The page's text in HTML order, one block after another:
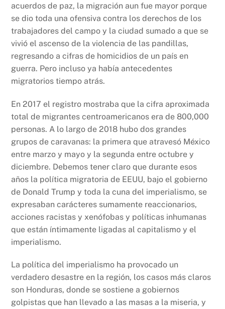
acuerdos de paz, la migración aun fue mayor porque
se dio toda una ofensiva contra los derechos de los
trabajadores del campo y la ciudad sumado a que se
vivió el ascenso de la violencia de las pandillas,
regresando a cifras de homicidios de un país en
guerra. Pero incluso ya había antecedentes
migratorios tiempo atrás.
En 2017 el registro mostraba que la cifra aproximada
total de migrantes centroamericanos era de 800,000
personas. A lo largo de 2018 hubo dos grandes
grupos de caravanas: la primera que atravesó México
entre marzo y mayo y la segunda entre octubre y
diciembre. Debemos tener claro que durante esos
años la política migratoria de EEUU, bajo el gobierno
de Donald Trump y toda la cuna del imperialismo, se
expresaban carácteres sumamente reaccionarios,
acciones racistas y xenófobas y políticas inhumanas
que están íntimamente ligadas al capitalismo y el
imperialismo.
La política del imperialismo ha provocado un
verdadero desastre en la región, los casos más claros
son Honduras, donde se sostiene a gobiernos
golpistas que han llevado a las masas a la miseria, y